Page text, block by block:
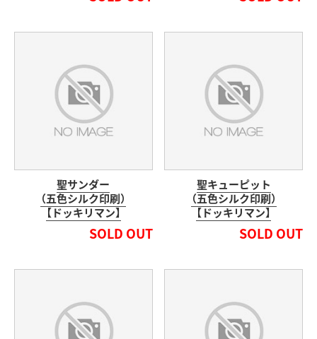
聖サンダー
（五色シルク印刷）
【ドッキリマン】
SOLD OUT
聖キューピット
（五色シルク印刷）
【ドッキリマン】
SOLD OUT